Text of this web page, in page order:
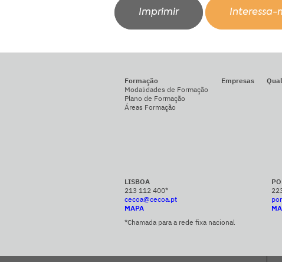
Imprimir Interessa-
Formação
Modalidades de Formação
Plano de Formação
Áreas Formação
Empresas
LISBOA
213 112 400*
cecoa@cecoa.pt
MAPA
*Chamada para a rede fixa nacional